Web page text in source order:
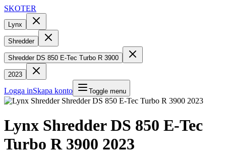
SKOTER
Lynx
Shredder
Shredder DS 850 E-Tec Turbo R 3900
2023
Logga inSkapa konto Toggle menu
Lynx Shredder DS 850 E-Tec
Turbo R 3900 2023